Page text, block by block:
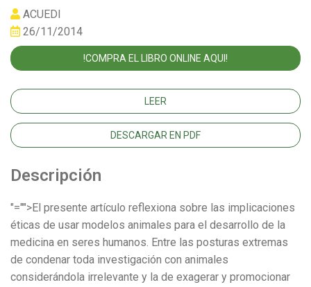
ACUEDI
26/11/2014
!COMPRA EL LIBRO ONLINE AQUI!
LEER
DESCARGAR EN PDF
Descripción
"="">El presente artículo reflexiona sobre las implicaciones
éticas de usar modelos animales para el desarrollo de la
medicina en seres humanos. Entre las posturas extremas
de condenar toda investigación con animales
considerándola irrelevante y la de exagerar y promocionar